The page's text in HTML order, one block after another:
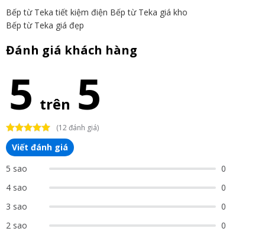
Bếp từ Teka tiết kiệm điện Bếp từ Teka giá kho
Bếp từ Teka giá đẹp
Đánh giá khách hàng
5 trên 5
(12 đánh giá)
Viết đánh giá
5 sao
0
4 sao
0
3 sao
0
2 sao
0